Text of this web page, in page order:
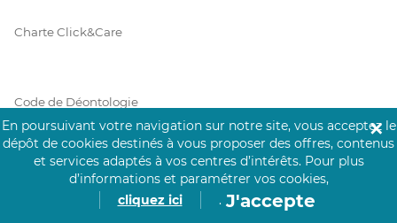
Charte Click&Care
Code de Déontologie
Mentions Légales
En poursuivant votre navigation sur notre site, vous acceptez le
dépôt de cookies destinés à vous proposer des offres, contenus
et services adaptés à vos centres d’intérêts. Pour plus
d’informations et paramétrer vos cookies,
cliquez ici
. J'accepte
✕